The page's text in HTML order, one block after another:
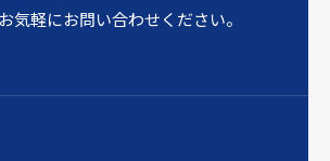
気軽にお問い合わせください。